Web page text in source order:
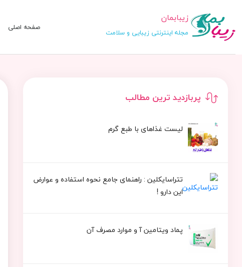
زیبابمان
مجله اینترنتی زیبایی و سلامت صفحه اصلی
پربازدید ترین مطالب
لیست غذاهای با طبع گرم
تتراسایکلین : راهنمای جامع نحوه استفاده و عوارض
این دارو !
پماد ویتامین آ و موارد مصرف آن